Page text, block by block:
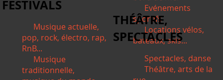
Evénements
sportifs
Locations vélos,
bateaux, skis...
FESTIVALS
Musique actuelle,
pop, rock, électro, rap,
RnB...
Musique
traditionnelle,
THÉÂTRE,
SPECTACLES
Spectacles, danse
Théâtre, arts de la